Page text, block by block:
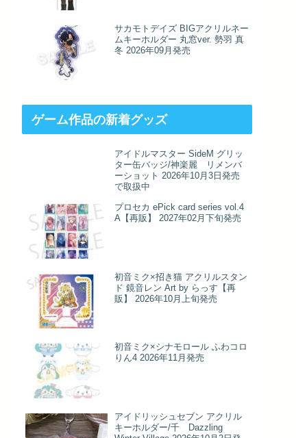
サカモトデイズ BIGアクリルネー
ムキーホルダー 丸窓ver. 勢羽 真
冬 2026年09月発売
ゲーム作品の新着グッズ
アイドルマスター SideM グリッ
ター缶バッジ/神楽麗 リメンバ
ーショット 2026年10月3日発売
で取扱中
プロセカ ePick card series vol.4
A【再販】 2027年02月下旬発売
初音ミク×招き猫 アクリルスタン
ド 鏡音レン Art by らっす【再
販】 2026年10月上旬発売
初音ミク×シナモロール ふわコロ
りん4 2026年11月発売
アイドリッシュセブン アクリル
キーホルダー/千 Dazzling